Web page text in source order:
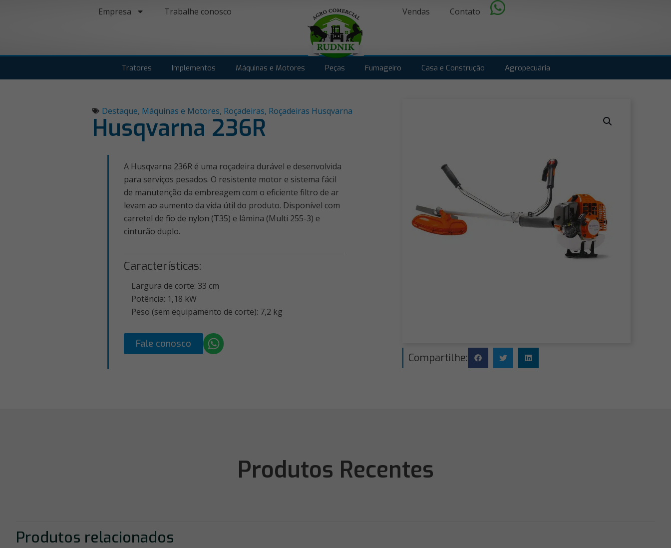
Empresa Trabalhe conosco Vendas Contato
Tratores Implementos Máquinas e Motores Peças Fumageiro Casa e Construção Agropecuária
Destaque, Máquinas e Motores, Roçadeiras, Roçadeiras Husqvarna
Husqvarna 236R
A Husqvarna 236R é uma roçadeira durável e desenvolvida
para serviços pesados. O resistente motor e sistema fácil
de manutenção da embreagem com o eficiente filtro de ar
levam ao aumento da vida útil do produto. Disponível com
carretel de fio de nylon (T35) e lâmina (Multi 255-3) e
cinturão duplo.
Características:
Largura de corte: 33 cm
Potência: 1,18 kW
Peso (sem equipamento de corte): 7,2 kg
Fale conosco
Compartilhe:
Produtos Recentes
Produtos relacionados